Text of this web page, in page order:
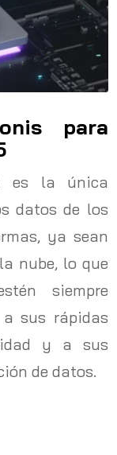
para
es la única
datos de los
ya sean
nube, lo que
siempre
sus rápidas
y a sus
de datos.